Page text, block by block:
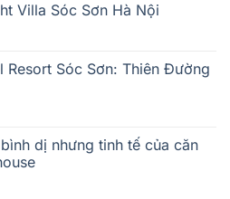
Villa Sóc Sơn Hà Nội
Resort Sóc Sơn: Thiên Đường
dị nhưng tinh tế của căn